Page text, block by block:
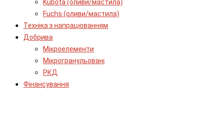
Kubota (оливи/мастила)
Fuchs (оливи/мастила)
Техніка з напрацюванням
Добрива
Мікроелементи
Мікрогранульовані
РКД
Фінансування